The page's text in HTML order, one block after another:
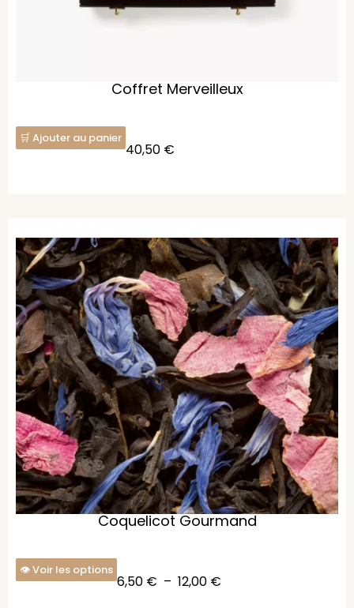
Coffret Merveilleux
Ajouter au panier
40,50 €
Coquelicot Gourmand
Voir les options
6,50 € – 12,00 €